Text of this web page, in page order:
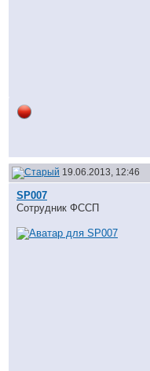
19.06.2013, 12:46
SP007
Сотрудник ФССП